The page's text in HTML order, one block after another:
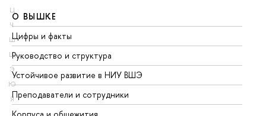
Ц
Ч
Ш
Щ
Э
Ю
Я
О ВЫШКЕ
Цифры и факты
Руководство и структура
Устойчивое развитие в НИУ ВШЭ
Преподаватели и сотрудники